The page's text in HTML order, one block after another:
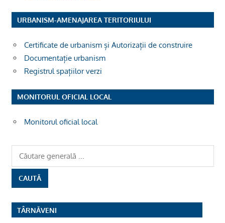
URBANISM-AMENAJAREA TERITORIULUI
Certificate de urbanism și Autorizații de construire
Documentație urbanism
Registrul spațiilor verzi
MONITORUL OFICIAL LOCAL
Monitorul oficial local
TÂRNĂVENI